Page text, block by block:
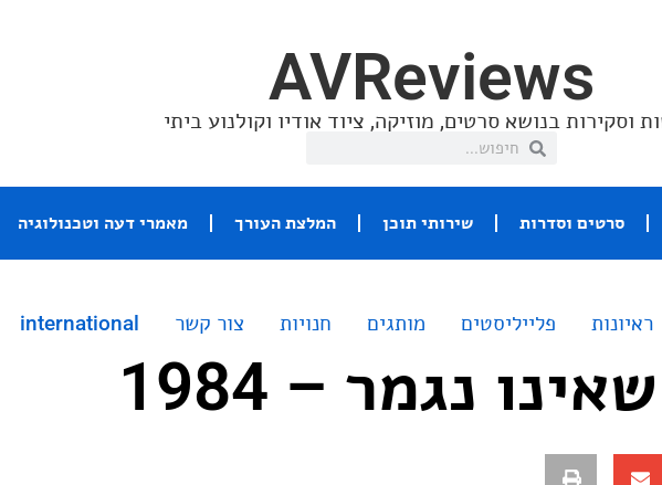
AVReviews
וסקירות בנושא סרטים, מוזיקה, ציוד אודיו וקולנוע ביתי
סרטים וסדרות שירותי תוכן המלצת העורך מאמרי דעה וטכנולוגיה
ראיונות פלייליסטים מותגים חנויות צור קשר international
נגמר – 1984